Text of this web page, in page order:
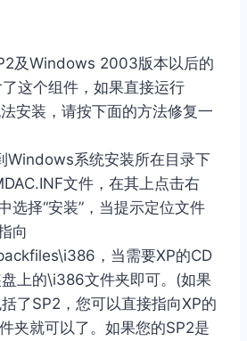
及Windows 2003版本以后的
这个组件，如果直接运行
安装，请按下面的方法修复一
Windows系统安装所在目录下
文件，在其上点击右
选择“安装”，当提示定位文件
向
，当需要XP的CD
上的\i386文件夹即可。(如果
了SP2，您可以直接指向XP的
夹就可以了。如果您的SP2是